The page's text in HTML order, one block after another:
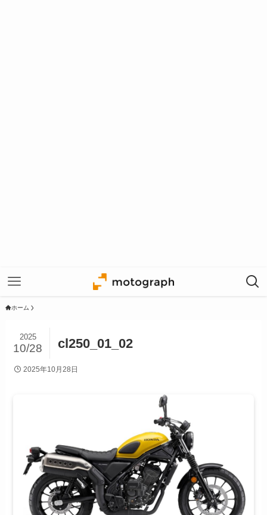
ホーム
cl250_01_02
2025
10/28
2025年10月28日